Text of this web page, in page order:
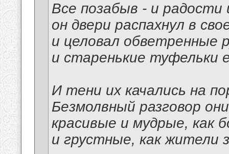
Все позабыв - и радости
он двери распахнул в
и целовал обветренные
и старенькие туфельки
И тени их качались на
Безмолвный разговор
красивые и мудрые, как
и грустные, как жители